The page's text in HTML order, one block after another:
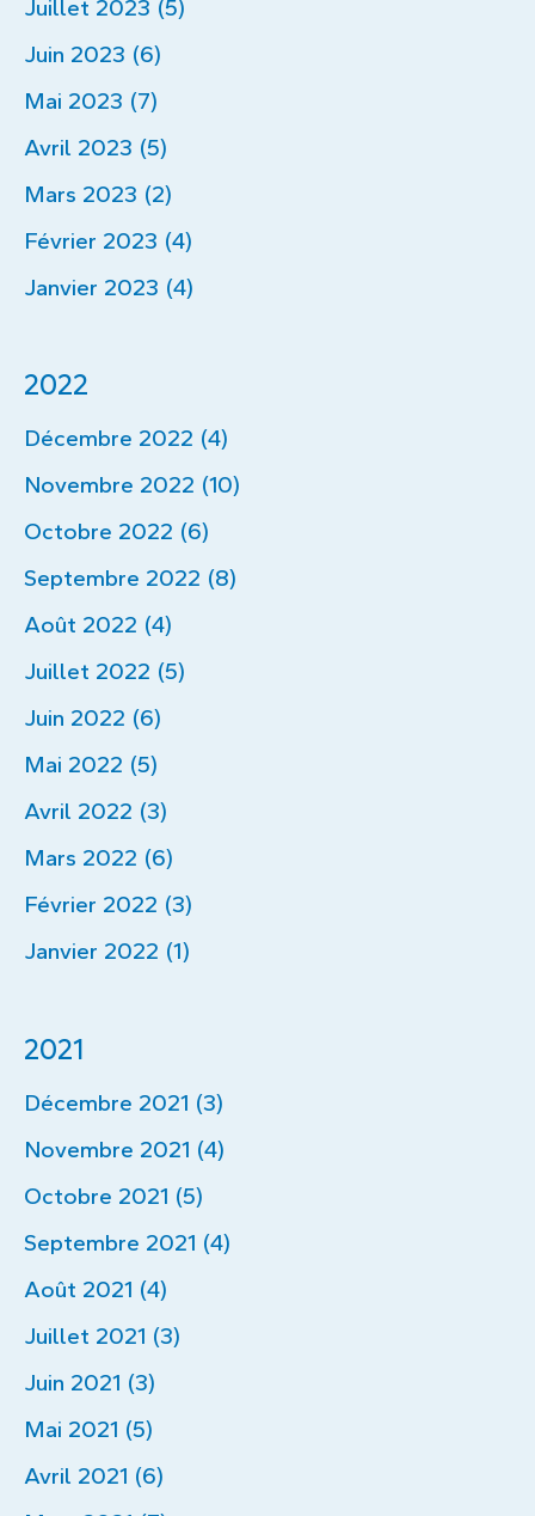
Juillet 2023 (5)
Juin 2023 (6)
Mai 2023 (7)
Avril 2023 (5)
Mars 2023 (2)
Février 2023 (4)
Janvier 2023 (4)
2022
Décembre 2022 (4)
Novembre 2022 (10)
Octobre 2022 (6)
Septembre 2022 (8)
Août 2022 (4)
Juillet 2022 (5)
Juin 2022 (6)
Mai 2022 (5)
Avril 2022 (3)
Mars 2022 (6)
Février 2022 (3)
Janvier 2022 (1)
2021
Décembre 2021 (3)
Novembre 2021 (4)
Octobre 2021 (5)
Septembre 2021 (4)
Août 2021 (4)
Juillet 2021 (3)
Juin 2021 (3)
Mai 2021 (5)
Avril 2021 (6)